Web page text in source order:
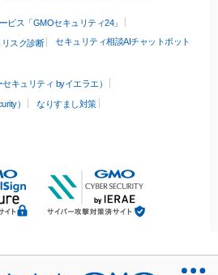
ビス「GMOセキュリティ24」
スク診断 セキュリティ相談AIチャットボット
キュリティ byイエラエ）
）
なりすまし対策